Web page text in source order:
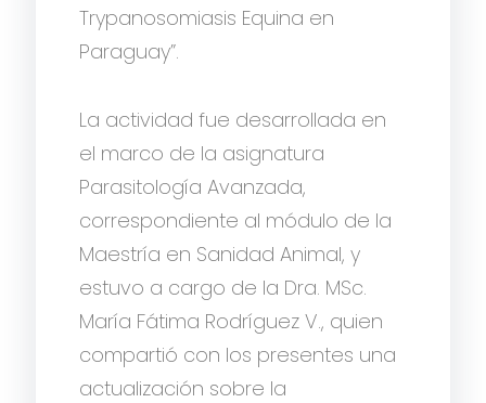
Trypanosomiasis Equina en
Paraguay”.
La actividad fue desarrollada en
el marco de la asignatura
Parasitología Avanzada,
correspondiente al módulo de la
Maestría en Sanidad Animal, y
estuvo a cargo de la Dra. MSc.
María Fátima Rodríguez V., quien
compartió con los presentes una
actualización sobre la